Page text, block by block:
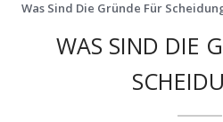
Was Sind Die Gründe Für
WAS SIND DIE